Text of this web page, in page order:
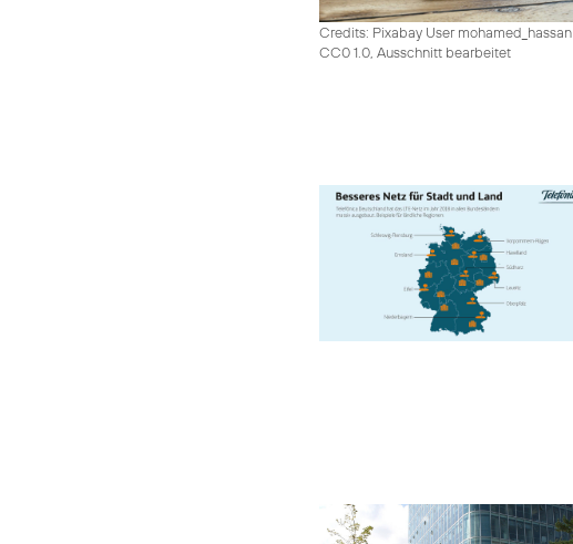
Credits: Pixabay User mohamed_hassan
CC0 1.0, Ausschnitt bearbeitet